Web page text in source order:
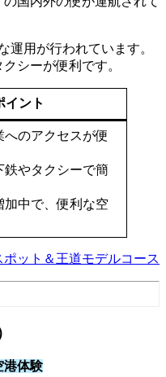
運用が行われています。
シーが便利です。
イント
へのアクセスが便
鉄やタクシーで簡
加中で、便利な空
ット＆王道モデルコース
港体験